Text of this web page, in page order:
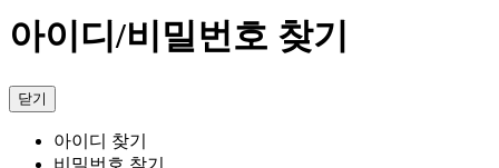
아이디/비밀번호 찾기
닫기
아이디 찾기
비밀번호 찾기